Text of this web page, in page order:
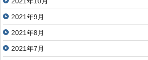
2021年9月
2021年8月
2021年7月